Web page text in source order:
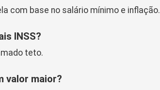
com base no salário mínimo e inflação.
INSS?
teto.
valor maior?